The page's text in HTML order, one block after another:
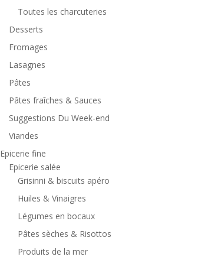
Toutes les charcuteries
Desserts
Fromages
Lasagnes
Pâtes
Pâtes fraîches & Sauces
Suggestions Du Week-end
Viandes
Epicerie fine
Epicerie salée
Grisinni & biscuits apéro
Huiles & Vinaigres
Légumes en bocaux
Pâtes sèches & Risottos
Produits de la mer